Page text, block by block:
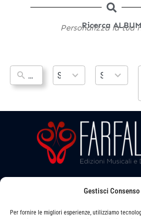
Gestisci Consenso
Per fornire le migliori esperienze, utilizziamo
Ricerca
Personalizza la tua
No
results
118
results
20
results
Seguici su: